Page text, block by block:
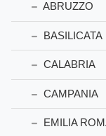
ABRUZZO
BASILICATA
CALABRIA
CAMPANIA
EMILIA